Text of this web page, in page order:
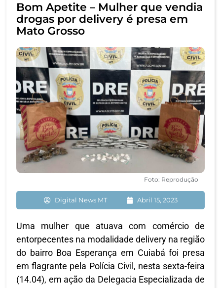
Bom Apetite – Mulher que vendia
drogas por delivery é presa em
Mato Grosso
Foto: Reprodução
Digital News MT Abril 15, 2023
Uma mulher que atuava com comércio de
entorpecentes na modalidade delivery na região
do bairro Boa Esperança em Cuiabá foi presa
em flagrante pela Polícia Civil, nesta sexta-feira
(14.04), em ação da Delegacia Especializada de